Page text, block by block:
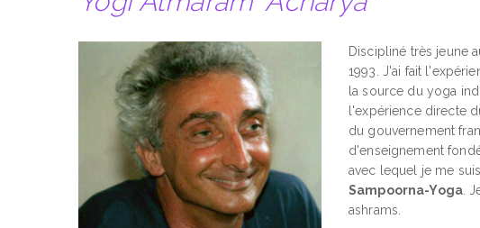
Discipliné très jeune
1993. J'ai fait
la source du yoga
l'expérience directe
du gouvernement
d'enseignement
avec lequel je me
Sampoorna-Yoga.
ashrams.